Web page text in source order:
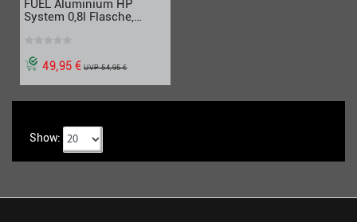
FUEL Aluminium HP
System 0,8l Flasche,
49,95 € UVP 54,95 €
Show: